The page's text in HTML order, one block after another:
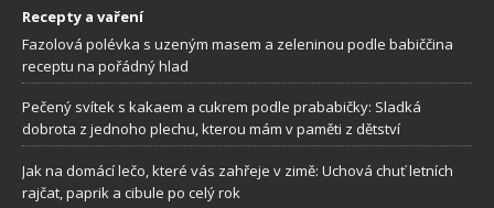
Recepty a vaření
Fazolová polévka s uzeným masem a zeleninou podle babiččina
receptu na pořádný hlad
Pečený svítek s kakaem a cukrem podle prababičky: Sladká
dobrota z jednoho plechu, kterou mám v paměti z dětství
Jak na domácí lečo, které vás zahřeje v zimě: Uchová chuť letních
rajčat, paprik a cibule po celý rok